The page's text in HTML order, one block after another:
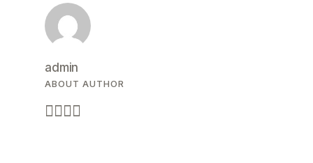
admin
ABOUT AUTHOR